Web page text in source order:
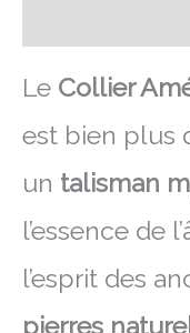
Le Collier
est bien plus
un talisman
l’essence de
l’esprit des
pierres